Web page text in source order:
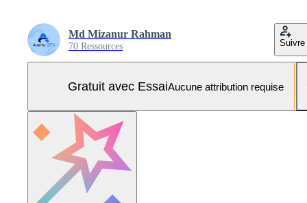
Md Mizanur Rahman
70 Ressources Suivre
Gratuit avec EssaiAucune attribution requise